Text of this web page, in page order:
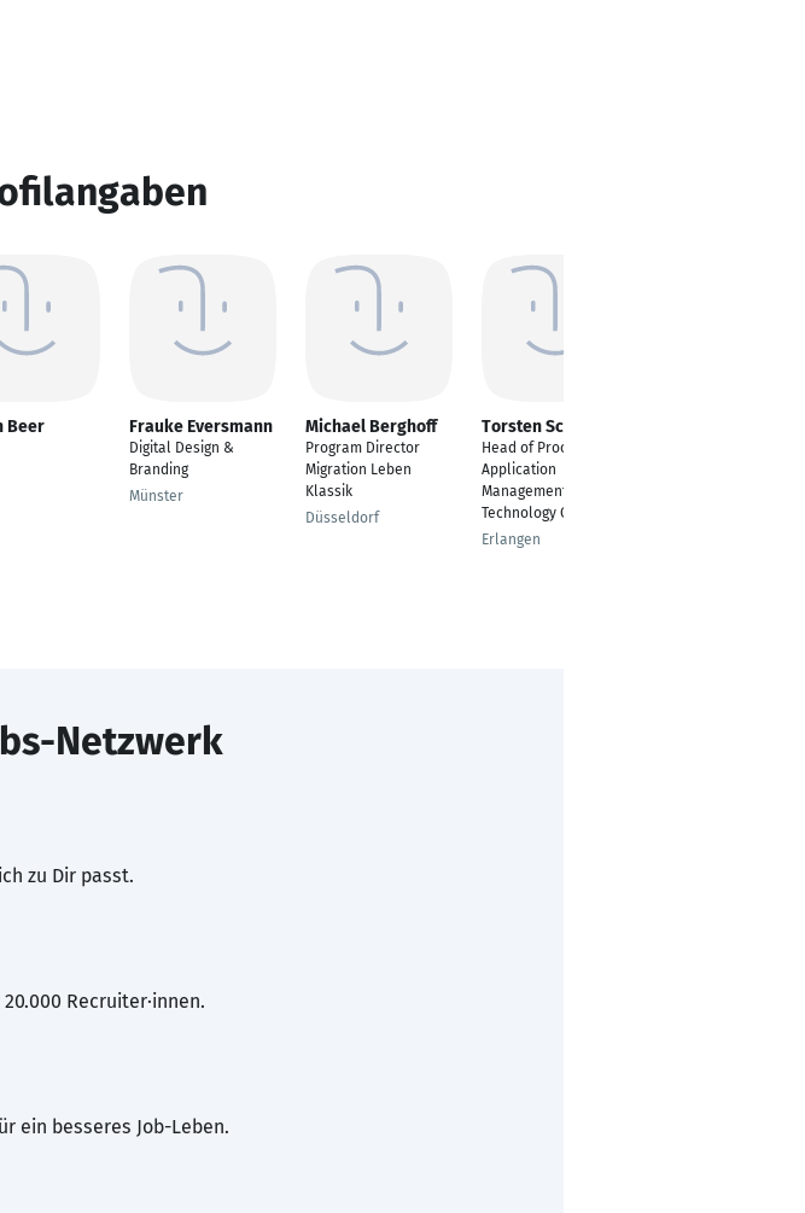
Beer Frauke Eversmann
Digital Design &
Branding
Münster
Michael Berghoff
Program Director
Migration Leben
Klassik
Düsseldorf
Torsten Schwarz
Head of Process and
Application
Management,
Technology Center
Erlangen
Netzwerk
zu Dir passt.
Recruiter·innen.
ein besseres Job-Leben.